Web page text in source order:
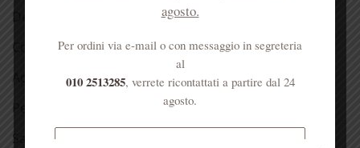
Detergenti
Cosmetici alla rosa
Acqua di Sant’Anna
Salute dell’anima
agosto.
Per ordini via e-mail o con messaggio in segreteria
al
010 2513285, verrete ricontattati a partire dal 24
agosto.